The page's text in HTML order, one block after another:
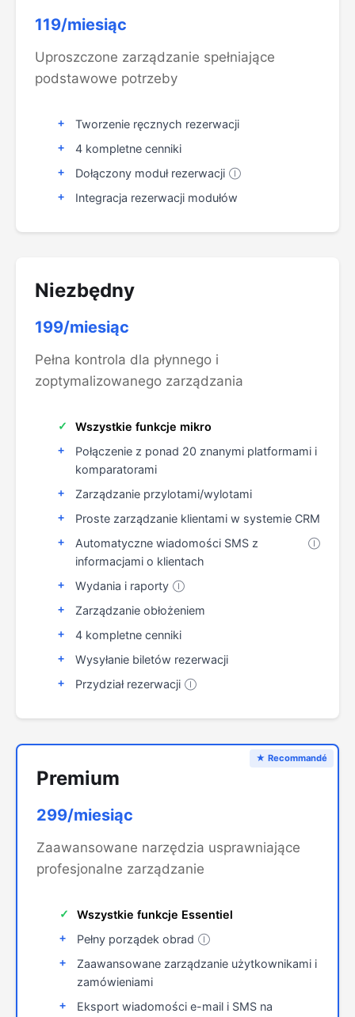
119/miesiąc
Uproszczone zarządzanie spełniające
podstawowe potrzeby
Tworzenie ręcznych rezerwacji
4 kompletne cenniki
Dołączony moduł rezerwacji Ⓘ
Integracja rezerwacji modułów
Niezbędny
199/miesiąc
Pełna kontrola dla płynnego i
zoptymalizowanego zarządzania
Wszystkie funkcje mikro
Połączenie z ponad 20 znanymi platformami i
komparatorami
Zarządzanie przylotami/wylotami
Proste zarządzanie klientami w systemie CRM
Automatyczne wiadomości SMS z
informacjami o klientach
Ⓘ
Wydania i raporty Ⓘ
Zarządzanie obłożeniem
4 kompletne cenniki
Wysyłanie biletów rezerwacji
Przydział rezerwacji Ⓘ
Premium
299/miesiąc
Zaawansowane narzędzia usprawniające
profesjonalne zarządzanie
Wszystkie funkcje Essentiel
Pełny porządek obrad Ⓘ
Zaawansowane zarządzanie użytkownikami i
zamówieniami
Eksport wiadomości e-mail i SMS na